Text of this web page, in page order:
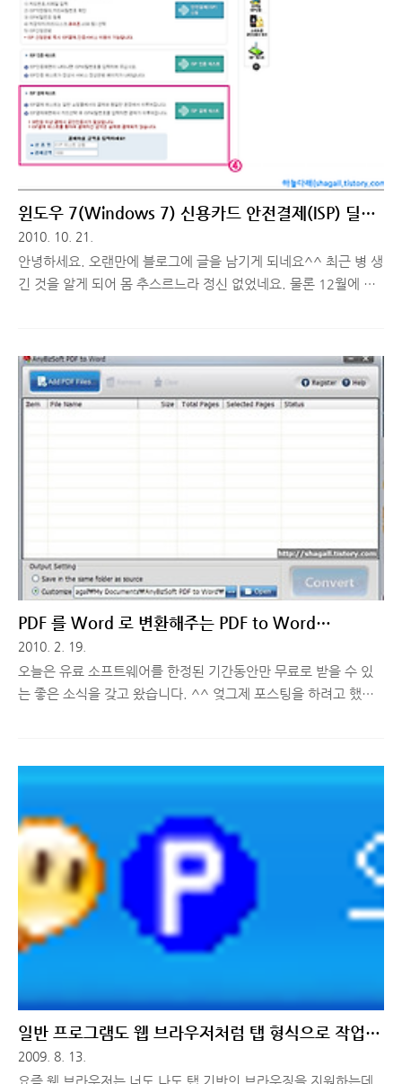
날림 포스팅 같군요^^;) 둘러 보시면 튜닝 팁 몇가지와 윈도우를
편하게 사용 할 수 있는 방법, 그리고 유용한 프로그램 등도 같이
포함 되어있습니다. 여튼 최적화된 윈도우를 사용하기 위해 귀차
니즘 잠시 버려 두시고 클릭 몇 번으로 쾌적환 윈도우 환경 만들어
보시길 바래..
윈도우 7(Windows 7) 신용카드 안전결제(ISP) 딜레
이 해결 방법
2010. 10. 21.
안녕하세요. 오랜만에 블로그에 글을 남기게 되네요^^ 최근 병 생
긴 것을 알게 되어 몸 추스르느라 정신 없었네요. 물론 12월에 수
어폰을 새로 구입 할 일이 있어서 옥션에서 상품을 구매하려는데
마지막 결제 과정에서 문제가 생기더군요. Windows 7 을 사용하
PDF 를 Word 로 변환해주는 PDF to Word
Converter 무료로 받기!
2010. 2. 19.
오늘은 유료 소프트웨어를 한정된 기간동안만 무료로 받을 수 있
는 좋은 소식을 갖고 왔습니다. ^^ 엊그제 포스팅을 하려고 했었
일을 보다 보면 내용을 복사해서 워드나 파워포인트 등에 옮겨서
이럴 때 PDF 를 Word 문서로 변환해주는 Converter 프로그램이
필요한 것이죠! 최신 버전의 가격이 $19.95 하는 이 Converter
프로그램을 Free 버전으로 사용할 수 있는 무료 라이센스를 2월
28일까지 제공합니다. 프로그램 다운로드 & 라이센스..
일반 프로그램도 웹 브라우저처럼 탭 형식으로 작업할
수 없을까? WindowTabs 과 함께 하면 가능! ^-^
2009. 8. 13.
요즘 웹 브라우저는 너도 나도 탭 기반의 브라우징을 지원하는데